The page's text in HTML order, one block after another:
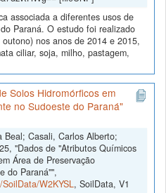
associada a diferentes usos de
Paraná. O estudo foi realizado
nos anos de 2014 e 2015,
ciliar, soja, milho, pastagem,
Solos Hidromórficos em
no Sudoeste do Paraná"
Beal; Casali, Carlos Alberto;
"Dados de "Atributos Químicos
Área de Preservação
do Paraná"",
W2KYSL, SoilData, V1